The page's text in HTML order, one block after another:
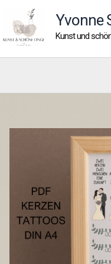
Inhalt
springen
Yvonne
Kunst und